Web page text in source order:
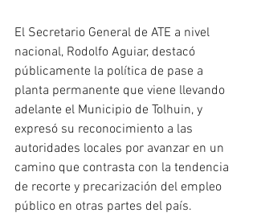
El Secretario General de ATE a nivel
nacional, Rodolfo Aguiar, destacó
públicamente la política de pase a
planta permanente que viene llevando
adelante el Municipio de Tolhuin, y
expresó su reconocimiento a las
autoridades locales por avanzar en un
camino que contrasta con la tendencia
de recorte y precarización del empleo
público en otras partes del país.